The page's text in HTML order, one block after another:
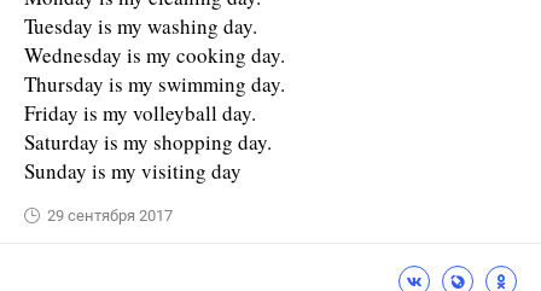
Tuesday is my washing day.
Wednesday is my cooking day.
Thursday is my swimming day.
Friday is my volleyball day.
Saturday is my shopping day.
Sunday is my visiting day
29 сентября 2017